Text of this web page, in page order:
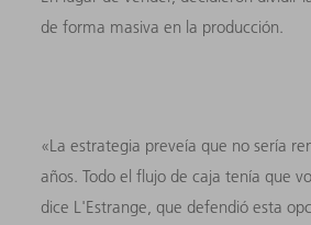
de forma masiva en la producción.
«La estrategia preveía que no sería
años. Todo el flujo de caja tenía que
dice L'Estrange, que defendió esta